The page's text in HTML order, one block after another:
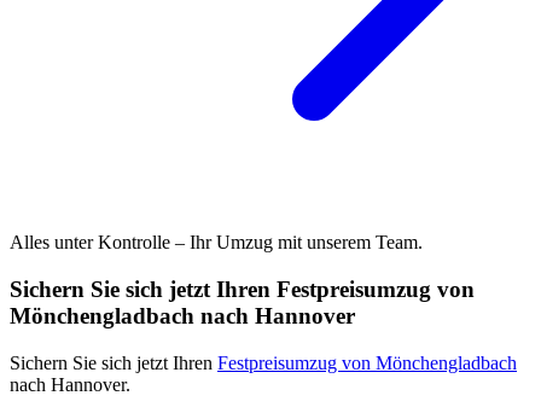
Alles unter Kontrolle – Ihr Umzug mit unserem Team.
Sichern Sie sich jetzt Ihren Festpreisumzug von
Mönchengladbach nach Hannover
Sichern Sie sich jetzt Ihren Festpreisumzug von Mönchengladbach
nach Hannover.